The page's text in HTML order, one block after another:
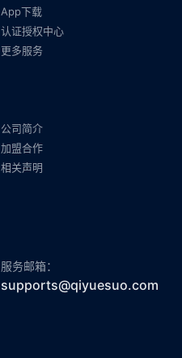
App下载
认证授权中心
更多服务
公司简介
加盟合作
相关声明
服务邮箱：
supports@qiyuesuo.com